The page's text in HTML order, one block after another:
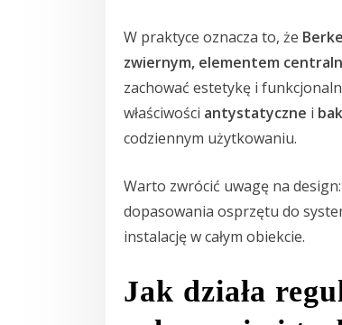
W praktyce oznacza to, że
zwiernym, elementem
zachować estetykę i
właściwości antystatyczne i
codziennym użytkowaniu.
Warto zwrócić uwagę na
dopasowania osprzętu do
instalację w całym obiekcie.
Jak działa